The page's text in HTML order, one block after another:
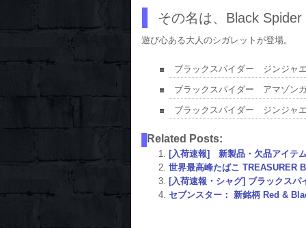
その名は、Black Spider
遊び心ある大人のシガレットが登場。
ブラックスパイダー ジンジャ
ブラックスパイダー アマゾン
ブラックスパイダー ジンジャ
Related Posts:
[入荷速報] 新製品・欠品アイテ
世界最高峰たばこ TREASURER
[入荷速報・シャグ] ブラックスパ
セブンスター： 新銘柄 Red &